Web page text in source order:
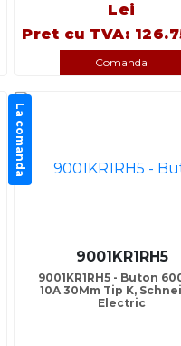
Lei
Pret cu TVA:
Comanda
La comanda
9001KR1RH5
9001KR1RH5 - Buton
10A 30Mm Tip K,
Electric